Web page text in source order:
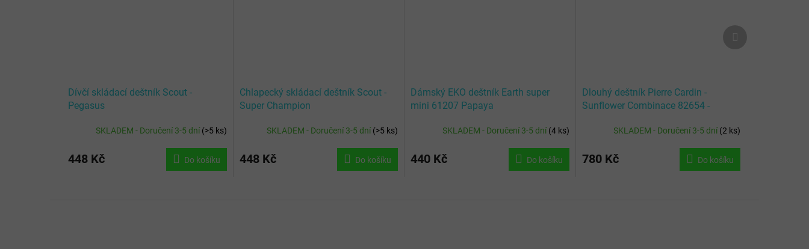
Dívčí skládací deštník Scout -
Pegasus
SKLADEM - Doručení 3-5 dní(>5 ks)
448 Kč Do košíku
Chlapecký skládací deštník Scout -
Super Champion
SKLADEM - Doručení 3-5 dní(>5 ks)
448 Kč Do košíku
Dámský EKO deštník Earth super
mini 61207 Papaya
SKLADEM - Doručení 3-5 dní(4 ks)
440 Kč Do košíku
Dlouhý deštník Pierre Cardin -
Sunflower Combinace 82654 -
SKLADEM - Doručení 3-5 dní(2 ks)
780 Kč Do košíku